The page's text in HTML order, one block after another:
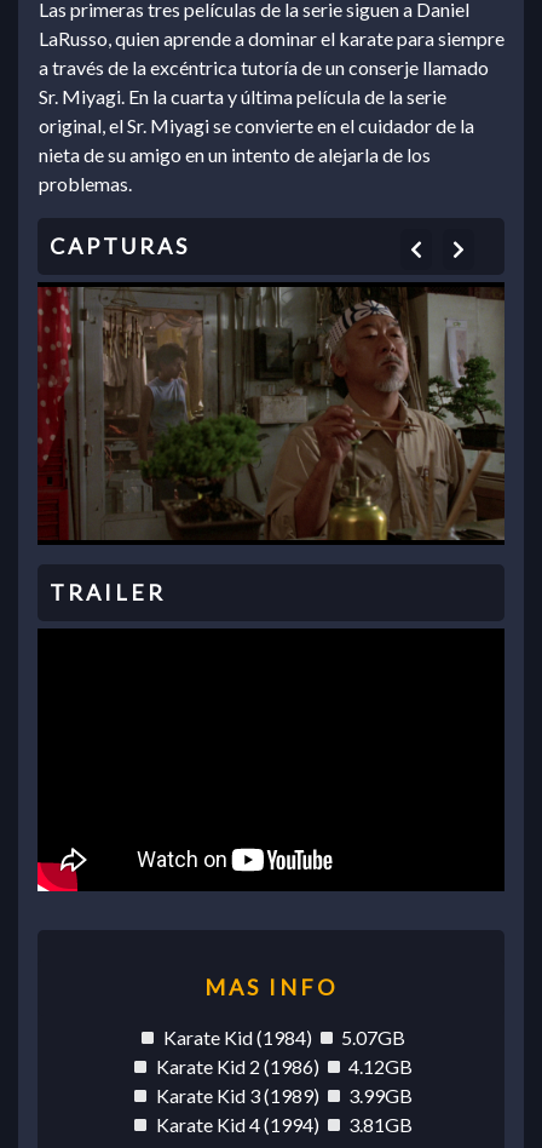
Las primeras tres películas de la serie siguen a Daniel
LaRusso, quien aprende a dominar el karate para siempre
a través de la excéntrica tutoría de un conserje llamado
Sr. Miyagi. En la cuarta y última película de la serie
original, el Sr. Miyagi se convierte en el cuidador de la
nieta de su amigo en un intento de alejarla de los
problemas.
Previous
Karate Kid (1984)
5.07GB
Karate Kid 2 (1986)
4.12GB
Karate Kid 3 (1989)
3.99GB
Karate Kid 4 (1994)
3.81GB